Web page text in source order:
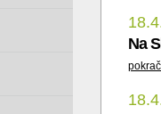
Na